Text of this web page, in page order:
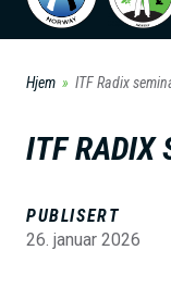
Hjem ITF Radix
ITF RADIX
PUBLISERT
26. januar 2026